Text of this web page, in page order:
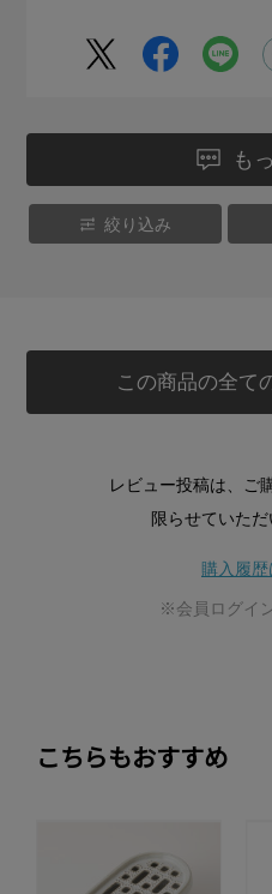
も
絞り込み
この商品の全て
レビュー投稿は、ご
限らせていただ
購入履歴
※会員ログイ
こちらもおすすめ